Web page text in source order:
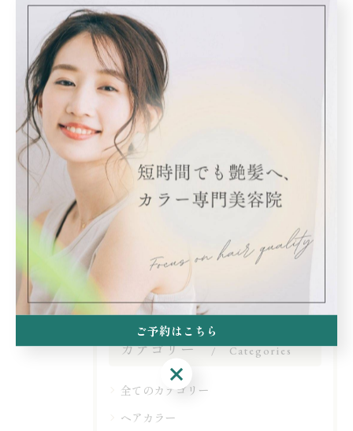
広がりの改善効果が長く続きます！
※縮毛矯正ではありません！
#高濃度水素トリートメント#カラー専門店#祖師ヶ谷大
蔵駅#世田谷区#祖師谷 #艶髪
< 前のページ 一覧に戻る
カテゴリー Categories
全てのカテゴリー
ヘアカラー
ご予約はこちら
ご予約はこちら